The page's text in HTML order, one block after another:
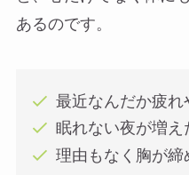
あるのです。
最近なんだか疲れ
眠れない夜が増え
理由もなく胸が締